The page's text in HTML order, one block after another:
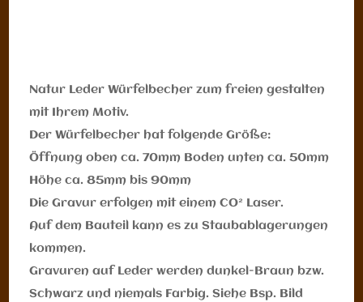
Natur Leder Würfelbecher zum freien gestalten
mit Ihrem Motiv.
Der Würfelbecher hat folgende Größe:
Öffnung oben ca. 70mm Boden unten ca. 50mm
Höhe ca. 85mm bis 90mm
Die Gravur erfolgen mit einem CO² Laser.
Auf dem Bauteil kann es zu Staubablagerungen
kommen.
Gravuren auf Leder werden dunkel-Braun bzw.
Schwarz und niemals Farbig. Siehe Bsp. Bild